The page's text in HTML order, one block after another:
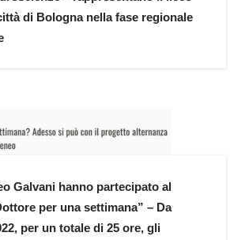
di Bologna nella fase regionale
Galvani hanno partecipato al
per una settimana” – Da
per un totale di 25 ore, gli